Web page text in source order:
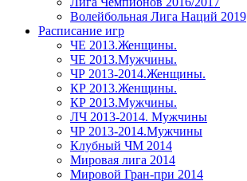
Волейбольная Лига Наций 2019
Расписание игр
ЧЕ 2013.Женщины.
ЧЕ 2013.Мужчины.
ЧР 2013-2014.Женщины.
КР 2013.Женщины.
КР 2013.Мужчины.
ЛЧ 2013-2014. Мужчины
ЧР 2013-2014.Мужчины
Клубный ЧМ 2014
Мировая лига 2014
Мировой Гран-при 2014